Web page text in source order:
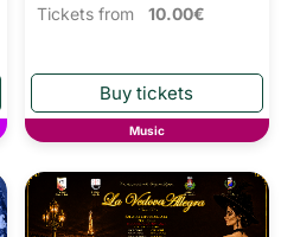
Tickets from 10.00€
Music